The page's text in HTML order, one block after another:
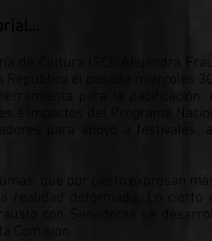
de Cultura (SC), Alejandra
República el pasado miércoles
para la
e impactos del Programa
para apoyo a festivales,
que por cierto expresan
realidad deformada. Lo
con Senadores se
Comisión.